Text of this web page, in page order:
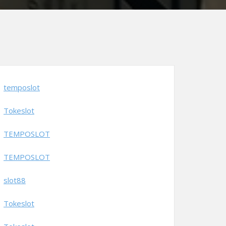
temposlot
Tokeslot
TEMPOSLOT
TEMPOSLOT
slot88
Tokeslot